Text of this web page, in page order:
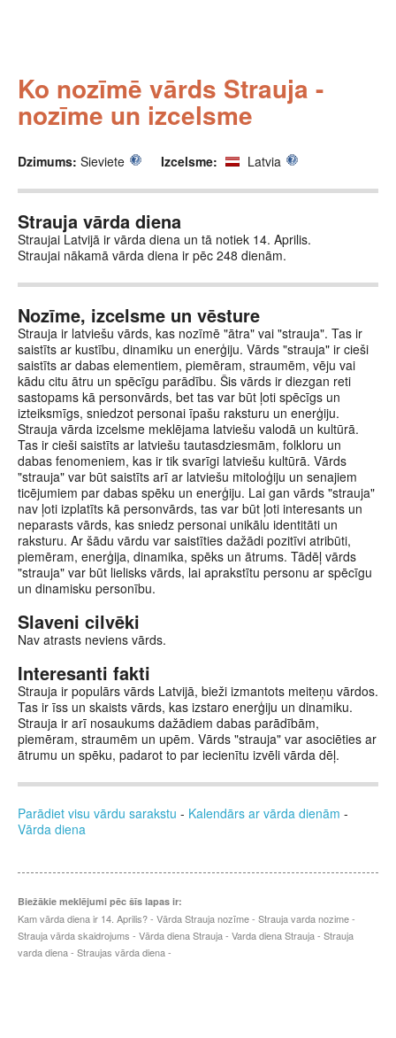
Ko nozīmē vārds Strauja -
nozīme un izcelsme
Dzimums: Sieviete Izcelsme: Latvia
Strauja vārda diena
Straujai Latvijā ir vārda diena un tā notiek 14. Aprilis.
Straujai nākamā vārda diena ir pēc 248 dienām.
Nozīme, izcelsme un vēsture
Strauja ir latviešu vārds, kas nozīmē "ātra" vai "strauja". Tas ir
saistīts ar kustību, dinamiku un enerģiju. Vārds "strauja" ir cieši
saistīts ar dabas elementiem, piemēram, straumēm, vēju vai
kādu citu ātru un spēcīgu parādību. Šis vārds ir diezgan reti
sastopams kā personvārds, bet tas var būt ļoti spēcīgs un
izteiksmīgs, sniedzot personai īpašu raksturu un enerģiju.
Strauja vārda izcelsme meklējama latviešu valodā un kultūrā.
Tas ir cieši saistīts ar latviešu tautasdziesmām, folkloru un
dabas fenomeniem, kas ir tik svarīgi latviešu kultūrā. Vārds
"strauja" var būt saistīts arī ar latviešu mitoloģiju un senajiem
ticējumiem par dabas spēku un enerģiju. Lai gan vārds "strauja"
nav ļoti izplatīts kā personvārds, tas var būt ļoti interesants un
neparasts vārds, kas sniedz personai unikālu identitāti un
raksturu. Ar šādu vārdu var saistīties dažādi pozitīvi atribūti,
piemēram, enerģija, dinamika, spēks un ātrums. Tādēļ vārds
"strauja" var būt lielisks vārds, lai aprakstītu personu ar spēcīgu
un dinamisku personību.
Slaveni cilvēki
Nav atrasts neviens vārds.
Interesanti fakti
Strauja ir populārs vārds Latvijā, bieži izmantots meiteņu vārdos.
Tas ir īss un skaists vārds, kas izstaro enerģiju un dinamiku.
Strauja ir arī nosaukums dažādiem dabas parādībām,
piemēram, straumēm un upēm. Vārds "strauja" var asociēties ar
ātrumu un spēku, padarot to par iecienītu izvēli vārda dēļ.
Parādiet visu vārdu sarakstu - Kalendārs ar vārda dienām -
Vārda diena
Biežākie meklējumi pēc šīs lapas ir:
Kam vārda diena ir 14. Aprilis? - Vārda Strauja nozīme - Strauja varda nozime -
Strauja vārda skaidrojums - Vārda diena Strauja - Varda diena Strauja - Strauja
varda diena - Straujas vārda diena -